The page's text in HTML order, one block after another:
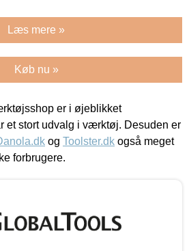
Læs mere »
Køb nu »
er i øjeblikket
et stort udvalg i værktøj. Desuden er
og Toolster.dk også meget
forbrugere.